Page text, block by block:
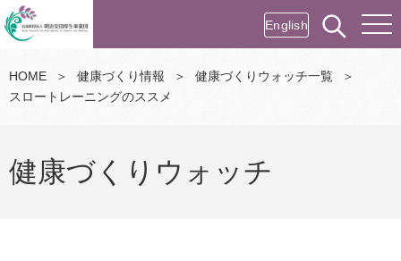
English
HOME ＞ 健康づくり情報 ＞ 健康づくりウォッチ一覧
＞
スロートレーニングのススメ
健康づくりウォッチ